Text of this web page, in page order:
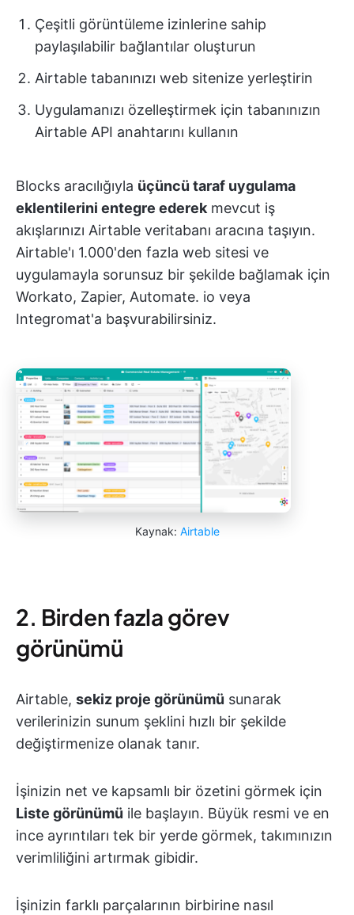
Çeşitli görüntüleme izinlerine sahip
paylaşılabilir bağlantılar oluşturun
Airtable tabanınızı web sitenize yerleştirin
Uygulamanızı özelleştirmek için tabanınızın
Airtable API anahtarını kullanın
Blocks aracılığıyla üçüncü taraf uygulama
eklentilerini entegre ederekmevcut iş
akışlarınızı Airtable veritabanı aracına taşıyın.
Airtable'ı 1.000'den fazla web sitesi ve
uygulamayla sorunsuz bir şekilde bağlamak için
Workato, Zapier, Automate. io veya
Integromat'a başvurabilirsiniz.
Kaynak: Airtable
2. Birden fazla görev
görünümü
Airtable, sekiz proje görünümü sunarak
verilerinizin sunum şeklini hızlı bir şekilde
değiştirmenize olanak tanır.
İşinizin net ve kapsamlı bir özetini görmek için
Liste görünümü ile başlayın. Büyük resmi ve en
ince ayrıntıları tek bir yerde görmek, takımınızın
verimliliğini artırmak gibidir.
İşinizin farklı parçalarının birbirine nasıl